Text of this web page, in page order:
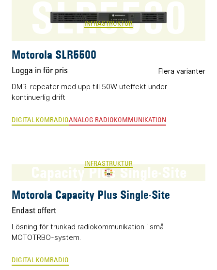
Läs mer om produktfamiljen här
SLR5500
INFRASTRUKTUR
Motorola SLR5500
Logga in för pris Flera varianter
DMR-repeater med upp till 50W uteffekt under
kontinuerlig drift
DIGITAL KOMRADIOANALOG RADIOKOMMUNIKATION
Capacity Plus Single-Site
INFRASTRUKTUR
Motorola Capacity Plus Single-Site
Endast offert
Lösning för trunkad radiokommunikation i små
MOTOTRBO-system.
DIGITAL KOMRADIO